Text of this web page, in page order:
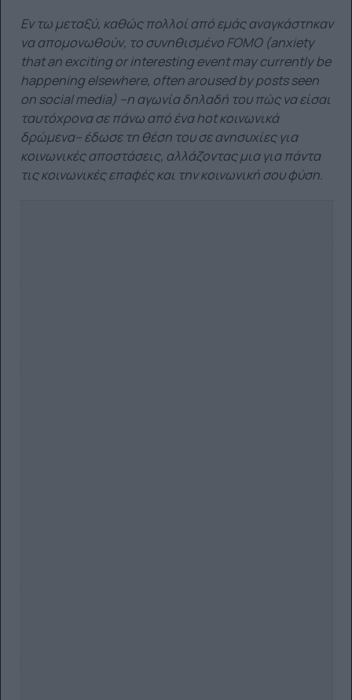
Εν τω μεταξύ, καθώς πολλοί από εμάς αναγκάστηκαν
να απομονωθούν, το συνηθισμένο FOMO (anxiety
that an exciting or interesting event may currently be
happening elsewhere, often aroused by posts seen
on social media) –η αγωνία δηλαδή του πώς να είσαι
ταυτόχρονα σε πάνω από ένα hot κοινωνικά
δρώμενα– έδωσε τη θέση του σε ανησυχίες για
κοινωνικές αποστάσεις, αλλάζοντας μια για πάντα
τις κοινωνικές επαφές και την κοινωνική σου φύση.